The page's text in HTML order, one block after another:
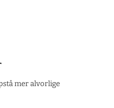
mer alvorlige